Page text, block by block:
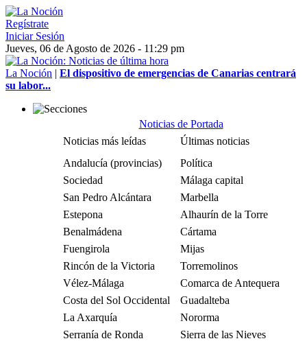
Regístrate
Iniciar Sesión
Jueves, 06 de Agosto de 2026 - 11:29 pm
La Noción | El dispositivo de emergencias de Canarias centrará
su labor...
Noticias de Portada
Noticias más leídas
Últimas noticias
Andalucía (provincias)
Política
Sociedad
Málaga capital
San Pedro Alcántara
Marbella
Estepona
Alhaurín de la Torre
Benalmádena
Cártama
Fuengirola
Mijas
Rincón de la Victoria
Torremolinos
Vélez-Málaga
Comarca de Antequera
Costa del Sol Occidental
Guadalteba
La Axarquía
Nororma
Serranía de Ronda
Sierra de las Nieves